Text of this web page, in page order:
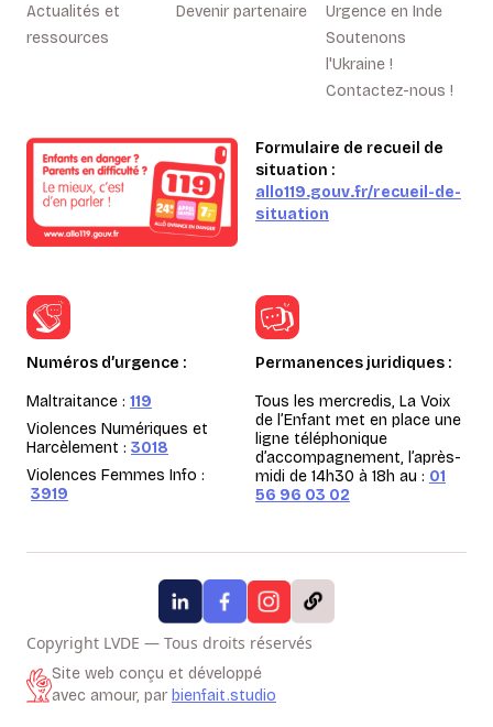
Actualités et
ressources
Devenir partenaire
Urgence en Inde
Soutenons
l'Ukraine !
Contactez-nous !
Formulaire de recueil de
situation :
allo119.gouv.fr/recueil-de-
situation
Numéros d’urgence :
Maltraitance : 119
Violences Numériques et
Harcèlement : 3018
Violences Femmes Info :
3919
Permanences juridiques :
Tous les mercredis, La Voix
de l’Enfant met en place une
ligne téléphonique
d’accompagnement, l’après-
midi de 14h30 à 18h au : 01
56 96 03 02
Copyright LVDE — Tous droits réservés
Site web conçu et développé
avec amour, par bienfait.studio